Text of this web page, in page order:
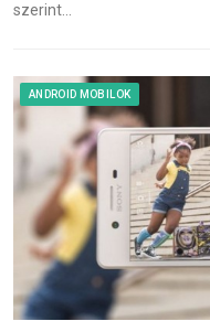
szerint…
ANDROID MOBILOK